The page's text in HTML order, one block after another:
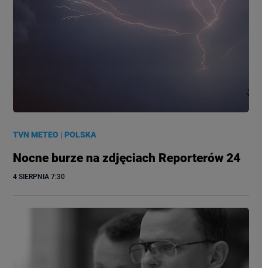
TVN METEO |POLSKA
Nocne burze na zdjęciach Reporterów 24
4 SIERPNIA 7:30